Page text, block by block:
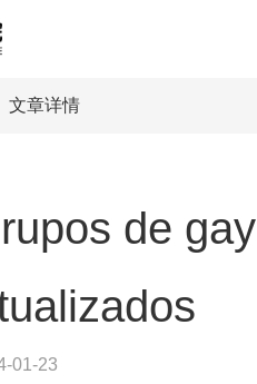
文章详情
de
01-23